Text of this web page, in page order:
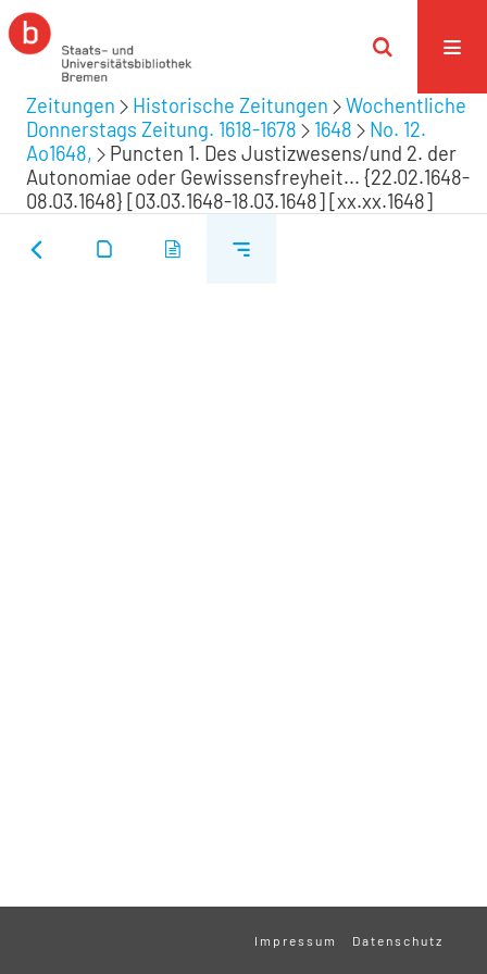
Zeitungen Historische Zeitungen
Wochentliche
Donnerstags Zeitung. 1618-1678
1648
No. 12.
Ao1648,
Puncten 1. Des Justizwesens/und 2. der
Autonomiae oder Gewissensfreyheit... {22.02.1648-
08.03.1648} [03.03.1648-18.03.1648] [xx.xx.1648]
Impressum Datenschutz